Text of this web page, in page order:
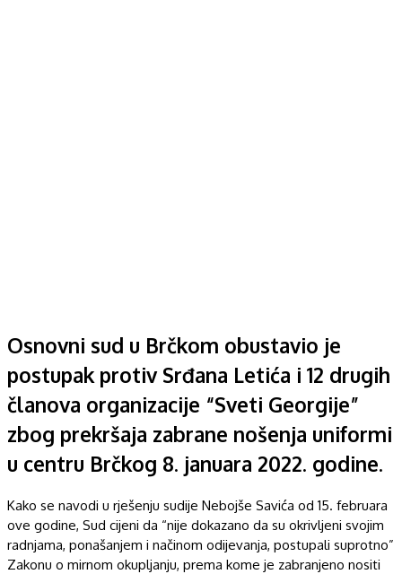
Osnovni sud u Brčkom obustavio je
postupak protiv Srđana Letića i 12 drugih
članova organizacije “Sveti Georgije”
zbog prekršaja zabrane nošenja uniformi
u centru Brčkog 8. januara 2022. godine.
Kako se navodi u rješenju sudije Nebojše Savića od 15. februara
ove godine, Sud cijeni da “nije dokazano da su okrivljeni svojim
radnjama, ponašanjem i načinom odijevanja, postupali suprotno”
Zakonu o mirnom okupljanju, prema kome je zabranjeno nositi